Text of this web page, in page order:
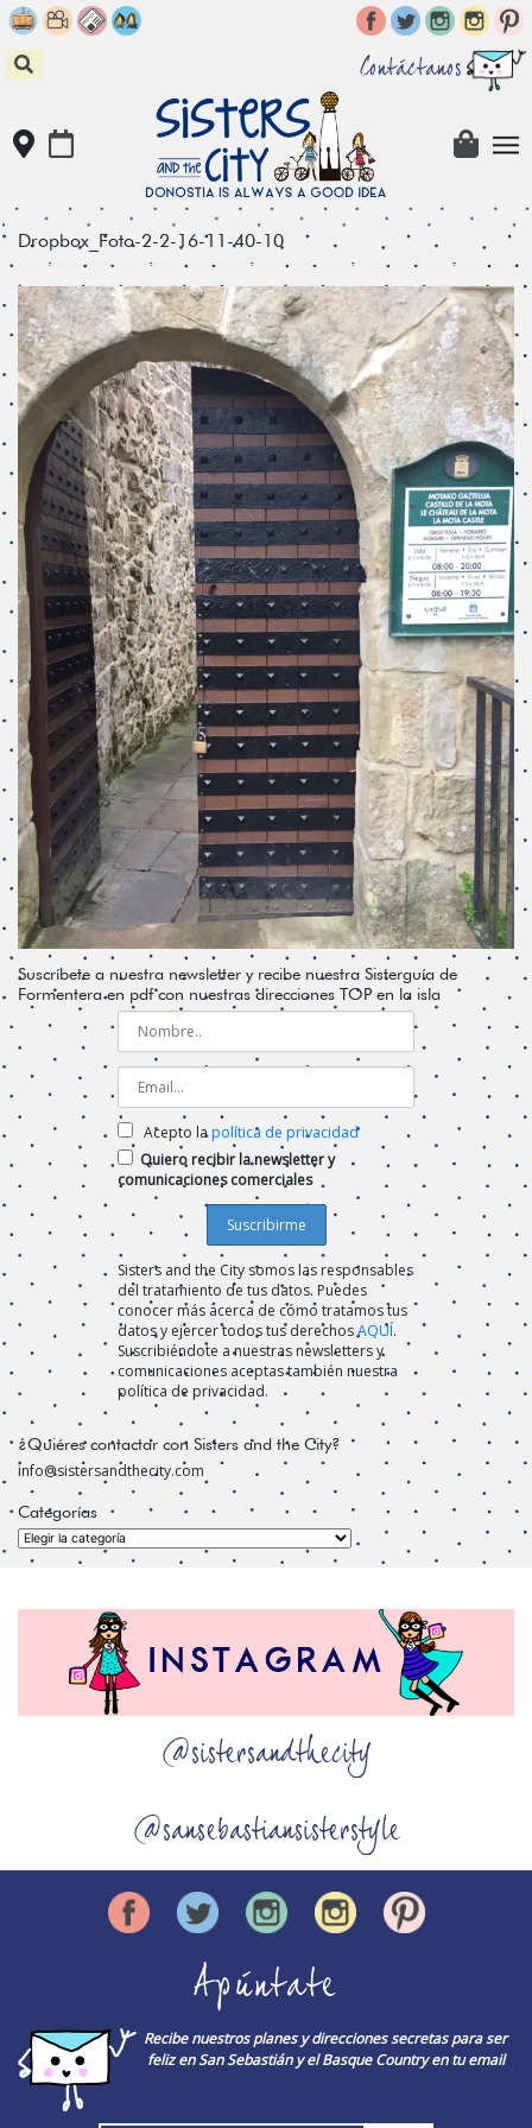
Skip
to
content
Contáctanos
Dropbox_Foto-2-2-16-11-40-10
Suscríbete a nuestra newsletter y recibe nuestra Sisterguía de
Formentera en pdf con nuestras direcciones TOP en la isla
Acepto lapolítica de privacidad
Quiero recibir la newsletter y
comunicaciones comerciales
Sisters and the City somos las responsables
del tratamiento de tus datos. Puedes
conocer más acerca de cómo tratamos tus
datos y ejercer todos tus derechosAQUÍ.
Suscribiéndote a nuestras newsletters y
comunicaciones aceptas también nuestra
política de privacidad.
¿Quiéres contactar con Sisters and the City?
info@sistersandthecity.com
Categorías
Categorías
@sistersandthecity
@sansebastiansisterstyle
Apúntate
Recibe nuestros planes y direcciones secretas para ser
feliz en San Sebastián y el Basque Country en tu email